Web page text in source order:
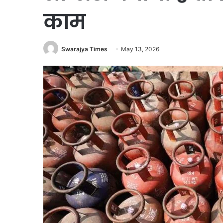
काम
Swarajya Times May 13, 2026